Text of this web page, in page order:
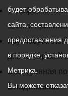
работы
администрации
местного
города
Владикавказ:
Телефон
звонки
диспетчерской
Электронная
Владикавказ
будет
сайта,
предоставления
в порядке,
Метрика.
Вы можете